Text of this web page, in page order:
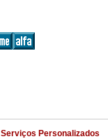
Serviços Personalizados